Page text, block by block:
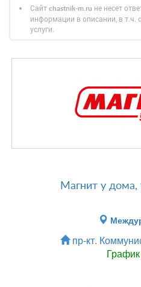
Сайт chastnik-m.ru не несет
информации в описании, в т.ч.
услуги.
Магнит у дома,
пр-кт.